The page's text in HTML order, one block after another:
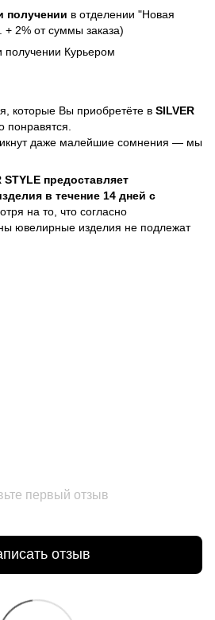
получении в отделении "Новая
+ 2% от суммы заказа)
получении Курьером
которые Вы приобретёте в SILVER
понравятся.
даже малейшие сомнения — мы
STYLE предоставляет
в течение 14 дней с
на то, что согласно
ювелирные изделия не подлежат
первый отзыв
отзыв